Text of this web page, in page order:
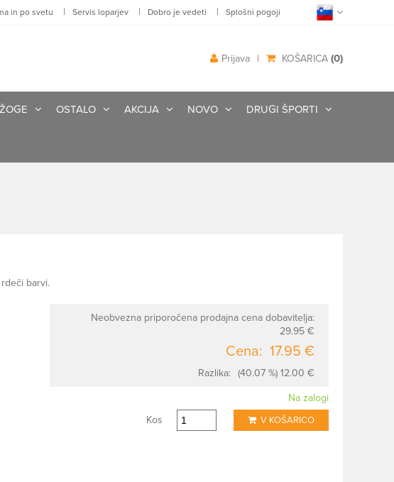
in po svetu | Servis loparjev | Dobro je vedeti | Splošni pogoji
KOŠARICA (0)
|
Prijava
OSTALO AKCIJA NOVO DRUGI ŠPORTI
barvi.
Neobvezna priporočena prodajna cena dobavitelja:
29.95 €
Cena: 17.95 €
Razlika: (40.07 %) 12.00 €
Na zalogi
Kos
V KOŠARICO